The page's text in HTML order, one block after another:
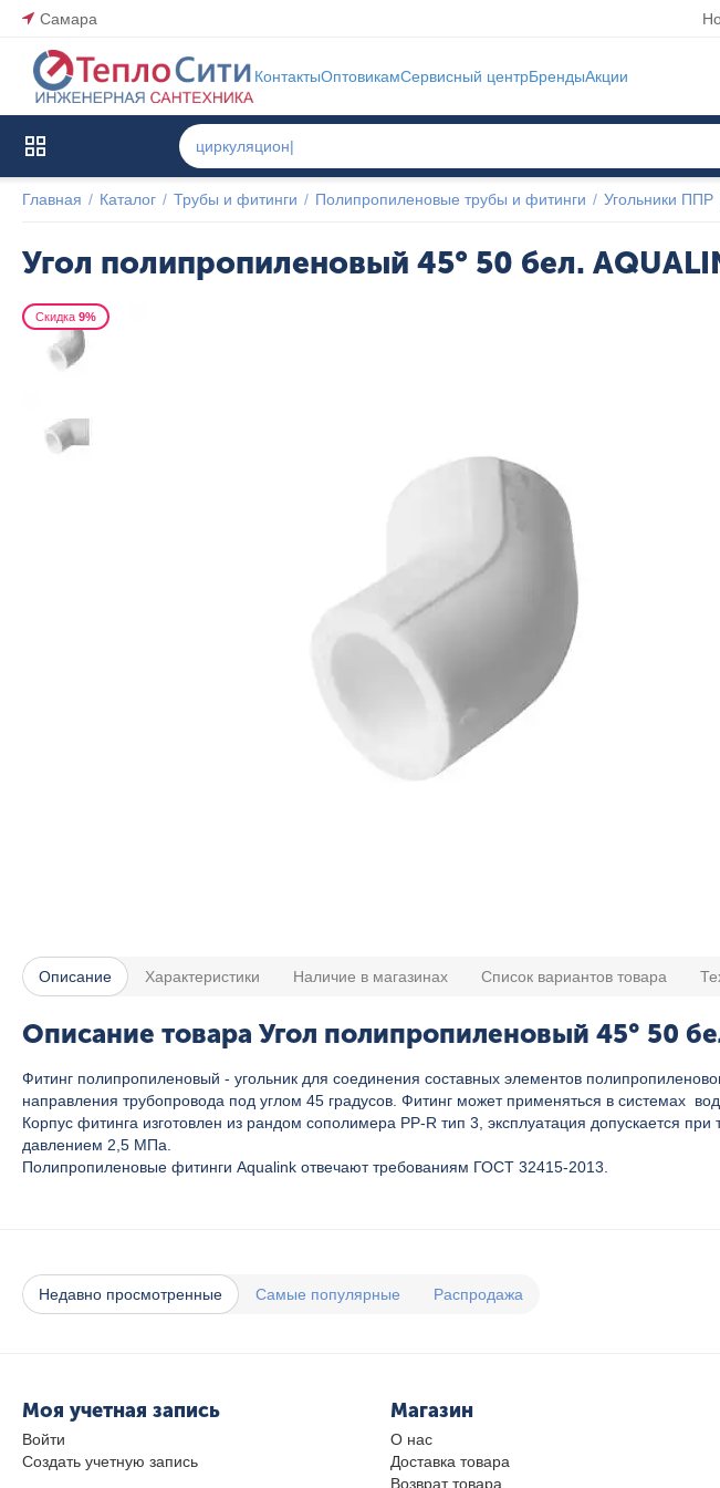
Самара
КонтактыОптовикамСервисный центрБрендыАкции
Главная / Каталог / Трубы и фитинги / Полипропиленовые трубы и фитинги / Угольники ППР
Угол полипропиленовый 45° 50 бел.
Скидка 9%
Описание Характеристики Наличие в магазинах Список вариантов товара
Описание товара Угол полипропиленовый 45° 50
Фитинг полипропиленовый - угольник для соединения составных элементов
направления трубопровода под углом 45 градусов. Фитинг может применяться в системах
Корпус фитинга изготовлен из рандом сополимера PP-R тип 3, эксплуатация допускается
давлением 2,5 МПа.
Полипропиленовые фитинги Aqualink отвечают требованиям ГОСТ 32415-2013.
Недавно просмотренные Самые популярные Распродажа
Моя учетная запись
Войти
Создать учетную запись
Магазин
О нас
Доставка товара
Возврат товара